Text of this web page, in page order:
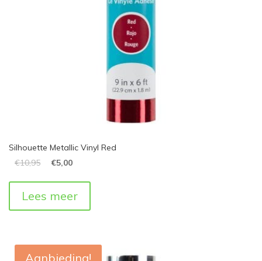
Silhouette Metallic Vinyl Red
€10,95 €5,00
Lees meer
Aanbieding!